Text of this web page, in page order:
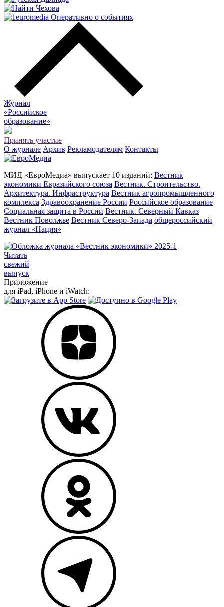
Журнал
«Российское
образование»
Принять участие
О журнале Архив Рекламодателям Контакты
МИД «ЕвроМедиа» выпускает 10 изданий: Вестник
экономики Евразийского союза Вестник. Строительство.
Архитектура. Инфраструктура Вестник агропромышленного
комплекса Здравоохранение России Российское образование
Социальная защита в России Вестник. Северный Кавказ
Вестник Поволжье Вестник Северо-Запада общероссийский
журнал «Нация»
Читать
свежий
выпуск
Приложение
для iPad, iPhone и iWatch: